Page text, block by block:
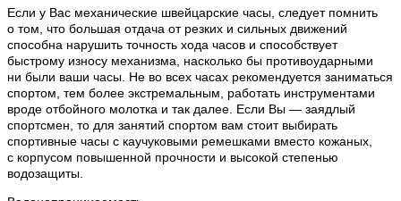
Если у Вас механические швейцарские часы, следует помнить
о том, что большая отдача от резких и сильных движений
способна нарушить точность хода часов и способствует
быстрому износу механизма, насколько бы противоударными
ни были ваши часы. Не во всех часах рекомендуется заниматься
спортом, тем более экстремальным, работать инструментами
вроде отбойного молотка и так далее. Если Вы — заядлый
спортсмен, то для занятий спортом вам стоит выбирать
спортивные часы с каучуковыми ремешками вместо кожаных,
с корпусом повышенной прочности и высокой степенью
водозащиты.